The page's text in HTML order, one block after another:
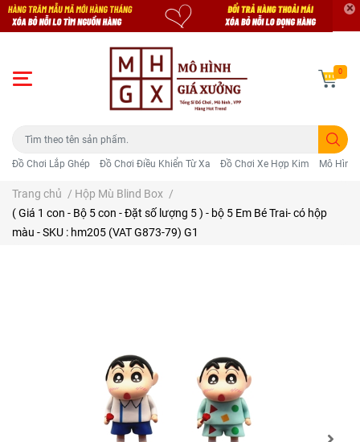
Đồ Chơi Lắp Ghép Đồ Chơi Điều Khiển Từ Xa Đồ Chơi Xe Hợp Kim Mô Hình
0
Trang chủ / Hộp Mù Blind Box /
( Giá 1 con - Bộ 5 con - Đặt số lượng 5 ) - bộ 5 Em Bé Trai- có hộp
màu - SKU : hm205 (VAT G873-79) G1